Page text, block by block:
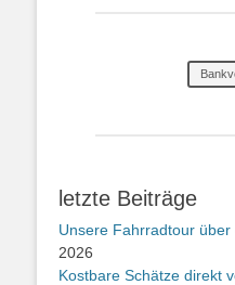
letzte Beiträge
Unsere Fahrradtour
2026
Kostbare Schätze direkt